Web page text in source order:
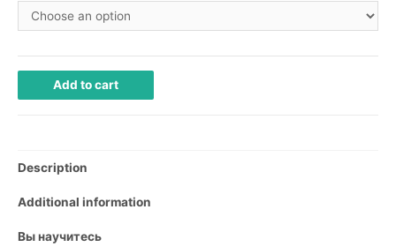
Add to cart
Description
Additional information
Вы научитесь